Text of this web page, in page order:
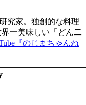
究家。独創的な料理
一美味しい「どん二
『のじまちゃんね